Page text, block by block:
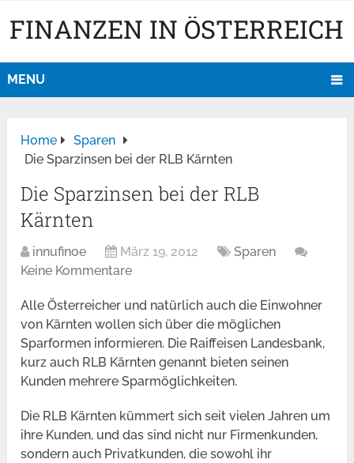
FINANZEN IN ÖSTERREICH
MENU
Home
Sparen
Die Sparzinsen bei der RLB Kärnten
Die Sparzinsen bei der RLB
Kärnten
innufinoe März 19, 2012
Sparen
Keine Kommentare
Alle Österreicher und natürlich auch die Einwohner
von Kärnten wollen sich über die möglichen
Sparformen informieren. Die Raiffeisen Landesbank,
kurz auch RLB Kärnten genannt bieten seinen
Kunden mehrere Sparmöglichkeiten.
Die RLB Kärnten kümmert sich seit vielen Jahren um
ihre Kunden, und das sind nicht nur Firmenkunden,
sondern auch Privatkunden, die sowohl ihr